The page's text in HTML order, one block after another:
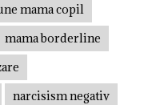
mama copil
mama borderline
narcisism negativ